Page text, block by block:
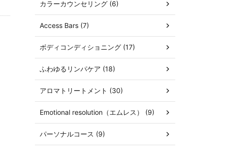
カラーカウンセリング (6)
Access Bars (7)
ボディコンディショニング (17)
ふわゆるリンパケア (18)
アロマトリートメント (30)
Emotional resolution（エムレス） (9)
パーソナルコース (9)